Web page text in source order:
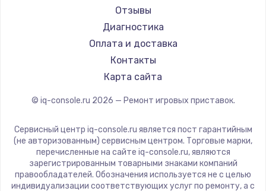
Отзывы
Диагностика
Оплата и доставка
Контакты
Карта сайта
© iq-console.ru 2026 — Ремонт игровых приставок.
Сервисный центр iq-console.ru является пост гарантийным
(не авторизованным) сервисным центром. Торговые марки,
перечисленные на сайте iq-console.ru, являются
зарегистрированным товарными знаками компаний
правообладателей. Обозначения используется не с целью
индивидуализации соответствующих услуг по ремонту, а с